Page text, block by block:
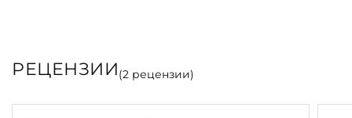
РЕЦЕНЗИИ(2 рецензии)